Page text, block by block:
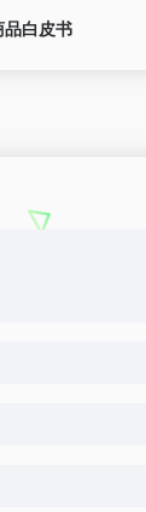
白皮书